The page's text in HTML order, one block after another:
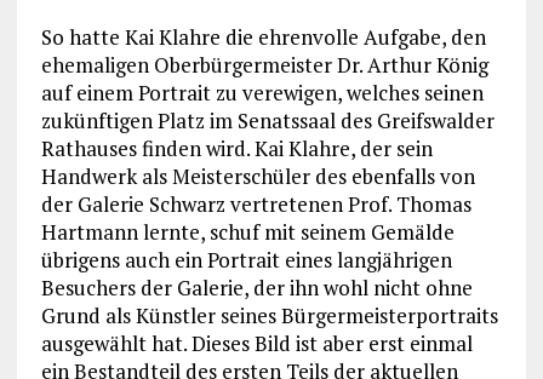
So hatte Kai Klahre die ehrenvolle Aufgabe, den
ehemaligen Oberbürgermeister Dr. Arthur König
auf einem Portrait zu verewigen, welches seinen
zukünftigen Platz im Senatssaal des Greifswalder
Rathauses finden wird. Kai Klahre, der sein
Handwerk als Meisterschüler des ebenfalls von
der Galerie Schwarz vertretenen Prof. Thomas
Hartmann lernte, schuf mit seinem Gemälde
übrigens auch ein Portrait eines langjährigen
Besuchers der Galerie, der ihn wohl nicht ohne
Grund als Künstler seines Bürgermeisterportraits
ausgewählt hat. Dieses Bild ist aber erst einmal
ein Bestandteil des ersten Teils der aktuellen